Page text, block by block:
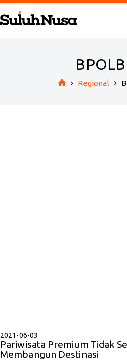
Skip
to
content
Regional
2021-06-03
Pariwisata Premium Tidak
Membangun Destinasi